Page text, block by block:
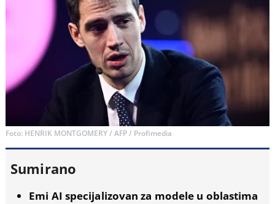
Foto: HENRIK MONTGOMERY / AFP / Profimedia
Sumirano
Emi AI specijalizovan za modele u oblastima